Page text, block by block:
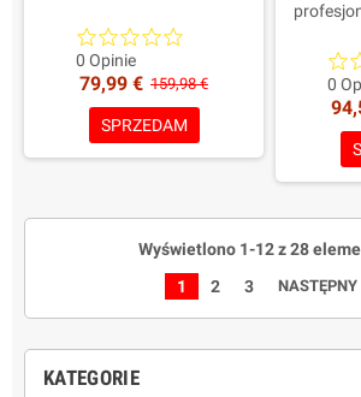
KATEGORIE
przetwornicami Digital
Standard-Line i lampami
XenPro+.Standardowa wersja
H13: nie jest H13-3 Bi-Xenon i
nie zapewnia Xenon dla obu
funkcji.Zawiera: 2
instrukcję. Dożywotnia
gwarancja, lampy 2 lata.
0 Opinie
79,99 € 159,98 €
SPRZEDAM
mijania
wiązkę,
0
Wyświetlono 1-12 z 28
1
2 3 NASTĘPNY